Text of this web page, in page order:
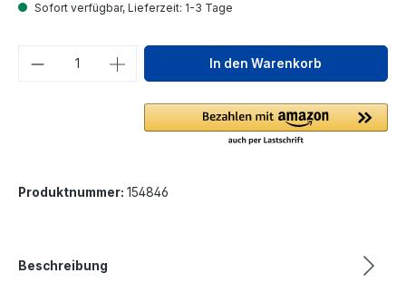
Sofort verfügbar, Lieferzeit: 1-3 Tage
Produkt Anzahl: Gib denIn den Warenkorb
Produktnummer: 154846
Beschreibung